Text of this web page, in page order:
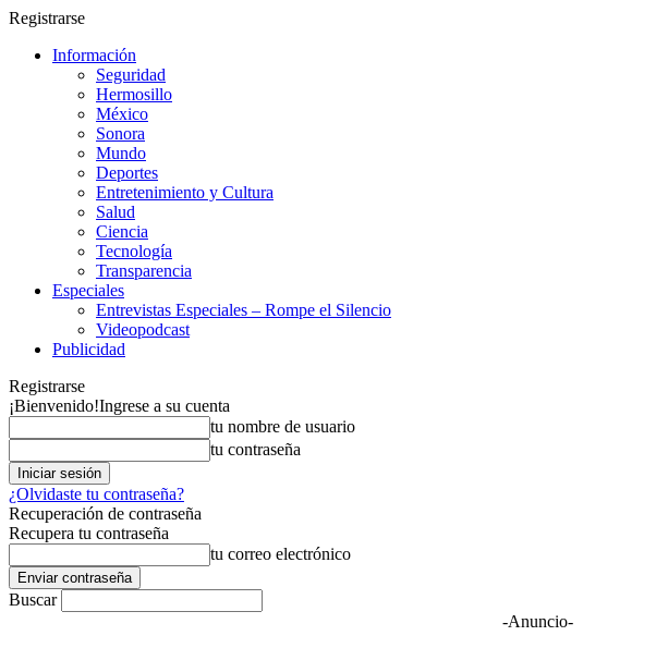
Registrarse
Información
Seguridad
Hermosillo
México
Sonora
Mundo
Deportes
Entretenimiento y Cultura
Salud
Ciencia
Tecnología
Transparencia
Especiales
Entrevistas Especiales – Rompe el Silencio
Videopodcast
Publicidad
Registrarse
¡Bienvenido!Ingrese a su cuenta
tu nombre de usuario
tu contraseña
¿Olvidaste tu contraseña?
Recuperación de contraseña
Recupera tu contraseña
tu correo electrónico
Buscar
-Anuncio-